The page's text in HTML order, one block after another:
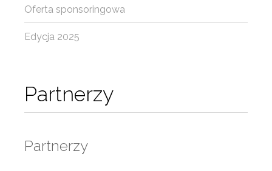
Partnerzy
Partnerzy
Oferta sponsoringowa
Edycja 2025